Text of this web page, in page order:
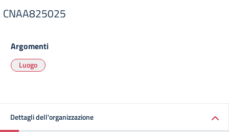
CNAA825025
Argomenti
Luogo
Dettagli dell'organizzazione